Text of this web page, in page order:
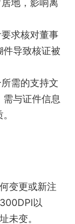
居地，影响离
求核对董事
导致核证被
需的支持文
与证件信息
变更或新注
以
未变。